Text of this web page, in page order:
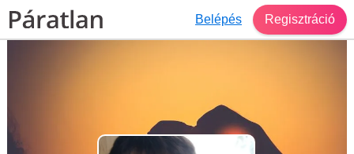
Belépés Regisztráció
Katalin, 70 éves, nő